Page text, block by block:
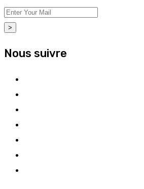
>
Nous suivre